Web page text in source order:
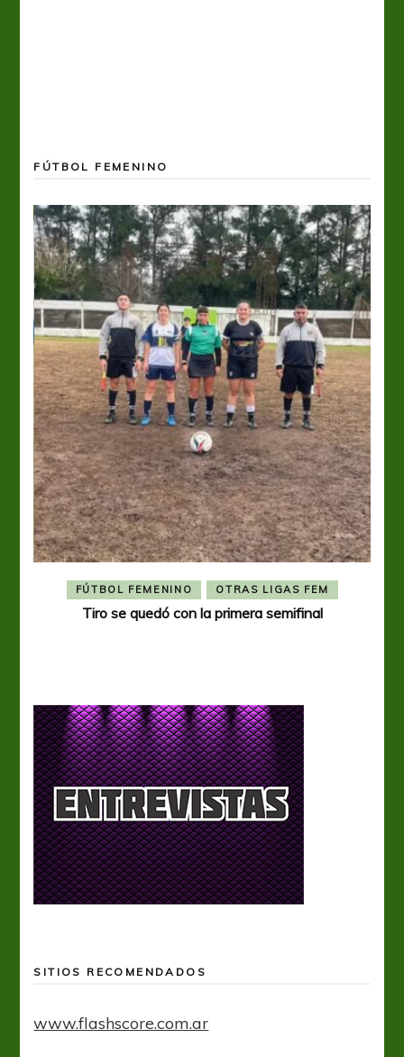
FÚTBOL FEMENINO
FÚTBOL FEMENINO OTRAS LIGAS FEM
Tiro se quedó con la primera semifinal
SITIOS RECOMENDADOS
www.flashscore.com.ar